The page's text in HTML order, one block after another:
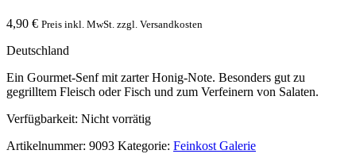
4,90 € Preis inkl. MwSt. zzgl. Versandkosten
Deutschland
Ein Gourmet-Senf mit zarter Honig-Note. Besonders gut zu
gegrilltem Fleisch oder Fisch und zum Verfeinern von Salaten.
Verfügbarkeit: Nicht vorrätig
Artikelnummer: 9093 Kategorie: Feinkost Galerie